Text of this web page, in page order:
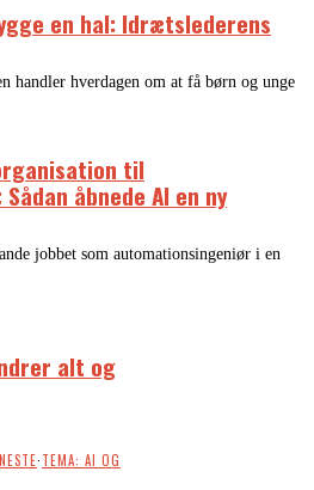
en hal: Idrætslederens
handler hverdagen om at få børn og unge
til
åbnede AI en ny
jobbet som automationsingeniør i en
alt og
·TEMA: AI OG